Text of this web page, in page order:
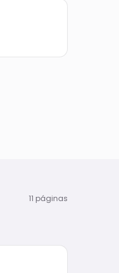
11 páginas